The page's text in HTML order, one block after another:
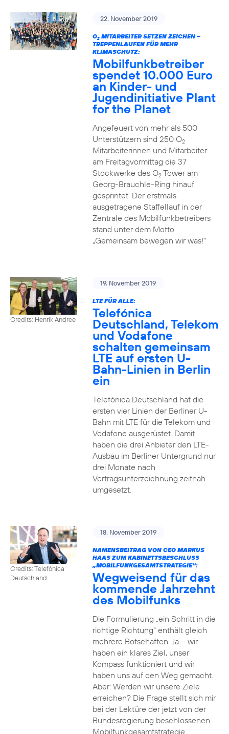
22. November 2019
O2MITARBEITER SETZEN ZEICHEN –
TREPPENLAUFEN FÜR MEHR
KLIMASCHUTZ:
Mobilfunkbetreiber
spendet 10.000 Euro
an Kinder- und
Jugendinitiative Plant
for the Planet
Angefeuert von mehr als 500
Unterstützern sind 250 O2
Mitarbeiterinnen und Mitarbeiter
am Freitagvormittag die 37
Stockwerke des O2Tower am
Georg-Brauchle-Ring hinauf
gesprintet. Der erstmals
ausgetragene Staffellauf in der
Zentrale des Mobilfunkbetreibers
stand unter dem Motto
„Gemeinsam bewegen wir was!“
Credits: Henrik Andree
19. November 2019
LTE FÜR ALLE:
Telefónica
Deutschland, Telekom
und Vodafone
schalten gemeinsam
LTE auf ersten U-
Bahn-Linien in Berlin
ein
Telefónica Deutschland hat die
ersten vier Linien der Berliner U-
Bahn mit LTE für die Telekom und
Vodafone ausgerüstet. Damit
haben die drei Anbieter den LTE-
Ausbau im Berliner Untergrund nur
drei Monate nach
Vertragsunterzeichnung zeitnah
umgesetzt.
Credits: Telefónica
Deutschland
18. November 2019
NAMENSBEITRAG VON CEO MARKUS
HAAS ZUM KABINETTSBESCHLUSS
„MOBILFUNKGESAMTSTRATEGIE“:
Wegweisend für das
kommende Jahrzehnt
des Mobilfunks
Die Formulierung „ein Schritt in die
richtige Richtung“ enthält gleich
mehrere Botschaften. Ja – wir
haben ein klares Ziel, unser
Kompass funktioniert und wir
haben uns auf den Weg gemacht.
Aber: Werden wir unsere Ziele
erreichen? Die Frage stellt sich mir
bei der Lektüre der jetzt von der
Bundesregierung beschlossenen
Mobilfunkgesamtstrategie.